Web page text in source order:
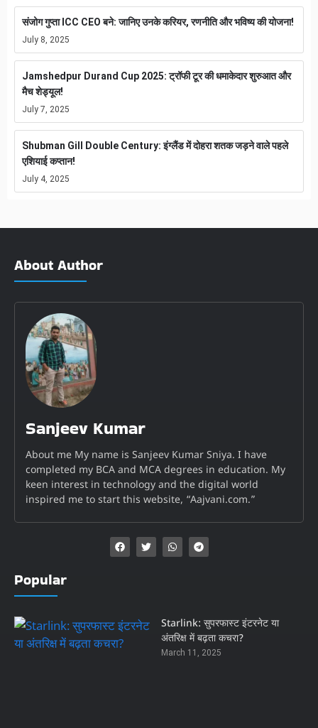
संजोग गुप्ता ICC CEO बने: जानिए उनके करियर, रणनीति और भविष्य की योजना!
July 8, 2025
Jamshedpur Durand Cup 2025: ट्रॉफी टूर की धमाकेदार शुरुआत और
मैच शेड्यूल!
July 7, 2025
Shubman Gill Double Century: इंग्लैंड में दोहरा शतक जड़ने वाले पहले
एशियाई कप्तान!
July 4, 2025
About Author
Sanjeev Kumar
About me My name is Sanjeev Kumar Sniya. I have
completed my BCA and MCA degrees in education. My
keen interest in technology and the digital world
inspired me to start this website, “Aajvani.com.”
Popular
Starlink: सुपरफास्ट इंटरनेट या
अंतरिक्ष में बढ़ता कचरा?
March 11, 2025